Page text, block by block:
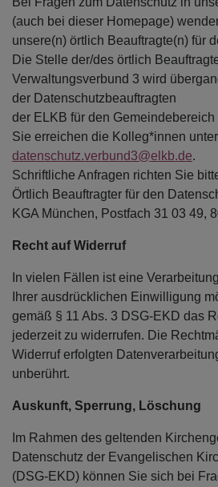
(auch bei dieser Homepage)
unsere(n) örtlich Beauftragte(n) für
Die Stelle der/des örtlich
Verwaltungsverbund 3 wird
der Datenschutzbeauftragten
der ELKB für den Gemeindebereich
Sie erreichen die Kolleg*innen
datenschutz.verbund3@elkb.de.
Schriftliche Anfragen richten Sie
Örtlich Beauftragter für den
KGA München, Postfach 31 03 49,
Recht auf Widerruf
In vielen Fällen ist eine
Ihrer ausdrücklichen Einwilligung
gemäß § 11 Abs. 3 DSG-EKD das
jederzeit zu widerrufen. Die
Widerruf erfolgten
unberührt.
Auskunft, Sperrung, Löschung
Im Rahmen des geltenden
Datenschutz der Evangelischen
(DSG-EKD) können Sie sich bei